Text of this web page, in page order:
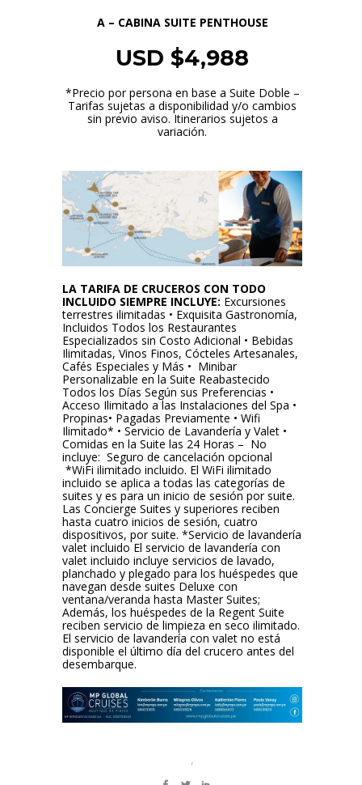
A – CABINA SUITE PENTHOUSE
USD $4,988
*Precio por persona en base a Suite Doble –
Tarifas sujetas a disponibilidad y/o cambios
sin previo aviso. Itinerarios sujetos a
variación.
LA TARIFA DE CRUCEROS CON TODO
INCLUIDO SIEMPRE INCLUYE: Excursiones
terrestres ilimitadas • Exquisita Gastronomía,
Incluidos Todos los Restaurantes
Especializados sin Costo Adicional • Bebidas
Ilimitadas, Vinos Finos, Cócteles Artesanales,
Cafés Especiales y Más • Minibar
Personalizable en la Suite Reabastecido
Todos los Días Según sus Preferencias •
Acceso Ilimitado a las Instalaciones del Spa •
Propinas• Pagadas Previamente • Wifi
Ilimitado* • Servicio de Lavandería y Valet •
Comidas en la Suite las 24 Horas – No
incluye: Seguro de cancelación opcional
*WiFi ilimitado incluido. El WiFi ilimitado
incluido se aplica a todas las categorías de
suites y es para un inicio de sesión por suite.
Las Concierge Suites y superiores reciben
hasta cuatro inicios de sesión, cuatro
dispositivos, por suite. *Servicio de lavandería
valet incluido El servicio de lavandería con
valet incluido incluye servicios de lavado,
planchado y plegado para los huéspedes que
navegan desde suites Deluxe con
ventana/veranda hasta Master Suites;
Además, los huéspedes de la Regent Suite
reciben servicio de limpieza en seco ilimitado.
El servicio de lavandería con valet no está
disponible el último día del crucero antes del
desembarque.
,